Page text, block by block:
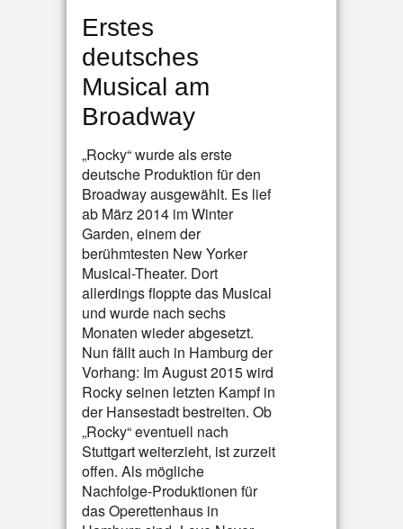
Erstes
deutsches
Musical am
Broadway
„Rocky“ wurde als erste
deutsche Produktion für den
Broadway ausgewählt. Es lief
ab März 2014 im Winter
Garden, einem der
berühmtesten New Yorker
Musical-Theater. Dort
allerdings floppte das Musical
und wurde nach sechs
Monaten wieder abgesetzt.
Nun fällt auch in Hamburg der
Vorhang: Im August 2015 wird
Rocky seinen letzten Kampf in
der Hansestadt bestreiten. Ob
„Rocky“ eventuell nach
Stuttgart weiterzieht, ist zurzeit
offen. Als mögliche
Nachfolge-Produktionen für
das Operettenhaus in